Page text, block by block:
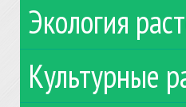
Экология
Культурные